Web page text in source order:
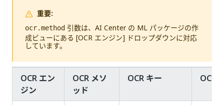
重要:
ocr.method 引数は、AI Center の ML パッケージの作
成ビューにある [OCR エンジン] ドロップダウンに対応
しています。
OCR エン
ジン
OCR メソ
ッド
OCR キー OCR